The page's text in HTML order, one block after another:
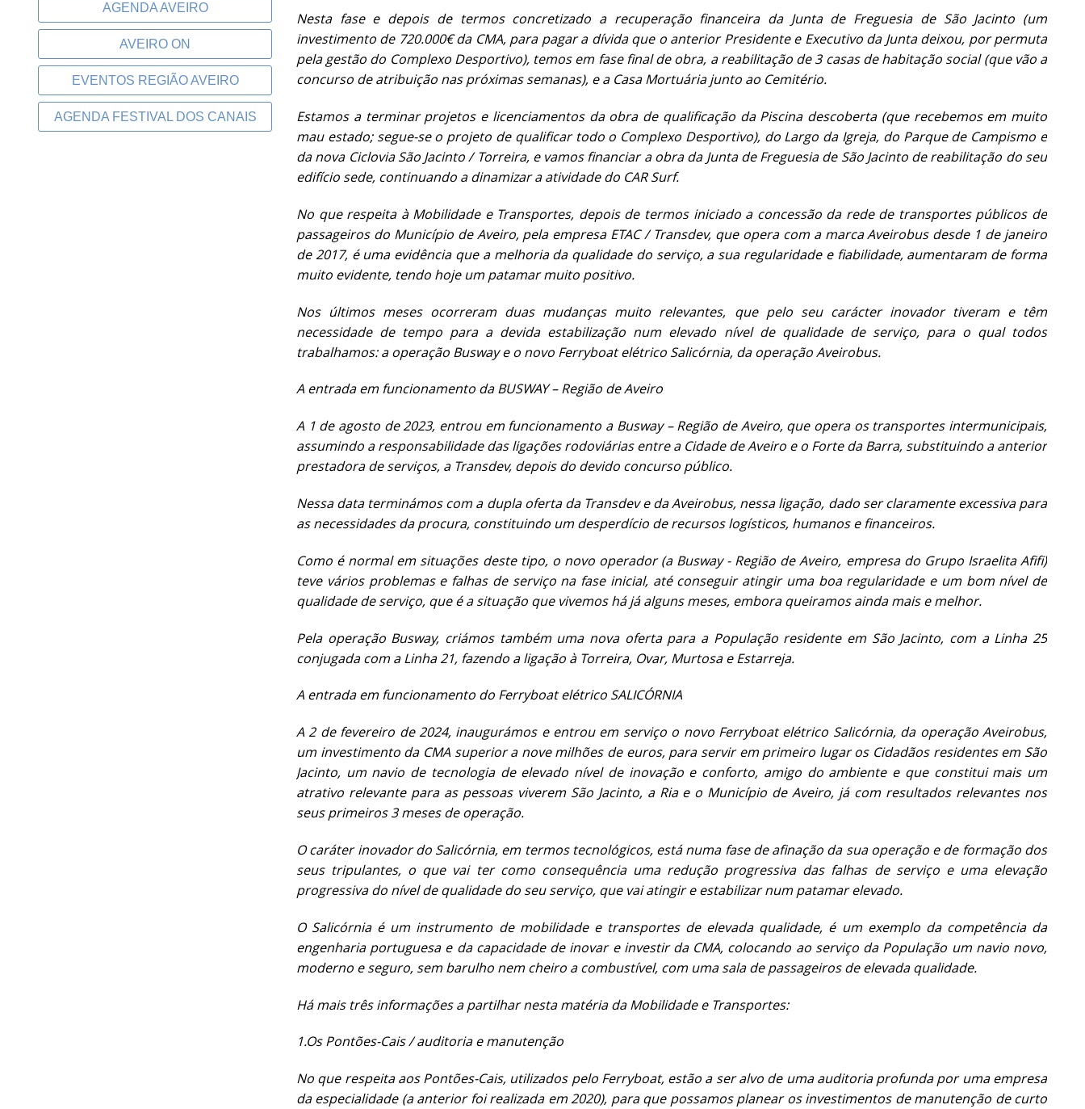
AGENDA AVEIRO
AVEIRO ON
EVENTOS REGIÃO AVEIRO
AGENDA FESTIVAL DOS CANAIS
Nesta fase e depois de termos concretizado a recuperação financeira da Junta de Freguesia de São Jacinto (um
investimento de 720.000€ da CMA, para pagar a dívida que o anterior Presidente e Executivo da Junta deixou, por permuta
pela gestão do Complexo Desportivo), temos em fase final de obra, a reabilitação de 3 casas de habitação social (que vão a
concurso de atribuição nas próximas semanas), e a Casa Mortuária junto ao Cemitério.
Estamos a terminar projetos e licenciamentos da obra de qualificação da Piscina descoberta (que recebemos em muito
mau estado; segue-se o projeto de qualificar todo o Complexo Desportivo), do Largo da Igreja, do Parque de Campismo e
da nova Ciclovia São Jacinto / Torreira, e vamos financiar a obra da Junta de Freguesia de São Jacinto de reabilitação do seu
edifício sede, continuando a dinamizar a atividade do CAR Surf.
No que respeita à Mobilidade e Transportes, depois de termos iniciado a concessão da rede de transportes públicos de
passageiros do Município de Aveiro, pela empresa ETAC / Transdev, que opera com a marca Aveirobus desde 1 de janeiro
de 2017, é uma evidência que a melhoria da qualidade do serviço, a sua regularidade e fiabilidade, aumentaram de forma
muito evidente, tendo hoje um patamar muito positivo.
Nos últimos meses ocorreram duas mudanças muito relevantes, que pelo seu carácter inovador tiveram e têm
necessidade de tempo para a devida estabilização num elevado nível de qualidade de serviço, para o qual todos
trabalhamos: a operação Busway e o novo Ferryboat elétrico Salicórnia, da operação Aveirobus.
A entrada em funcionamento da BUSWAY – Região de Aveiro
A 1 de agosto de 2023, entrou em funcionamento a Busway – Região de Aveiro, que opera os transportes intermunicipais,
assumindo a responsabilidade das ligações rodoviárias entre a Cidade de Aveiro e o Forte da Barra, substituindo a anterior
prestadora de serviços, a Transdev, depois do devido concurso público.
Nessa data terminámos com a dupla oferta da Transdev e da Aveirobus, nessa ligação, dado ser claramente excessiva para
as necessidades da procura, constituindo um desperdício de recursos logísticos, humanos e financeiros.
Como é normal em situações deste tipo, o novo operador (a Busway - Região de Aveiro, empresa do Grupo Israelita Afifi)
teve vários problemas e falhas de serviço na fase inicial, até conseguir atingir uma boa regularidade e um bom nível de
qualidade de serviço, que é a situação que vivemos há já alguns meses, embora queiramos ainda mais e melhor.
Pela operação Busway, criámos também uma nova oferta para a População residente em São Jacinto, com a Linha 25
conjugada com a Linha 21, fazendo a ligação à Torreira, Ovar, Murtosa e Estarreja.
A entrada em funcionamento do Ferryboat elétrico SALICÓRNIA
A 2 de fevereiro de 2024, inaugurámos e entrou em serviço o novo Ferryboat elétrico Salicórnia, da operação Aveirobus,
um investimento da CMA superior a nove milhões de euros, para servir em primeiro lugar os Cidadãos residentes em São
Jacinto, um navio de tecnologia de elevado nível de inovação e conforto, amigo do ambiente e que constitui mais um
atrativo relevante para as pessoas viverem São Jacinto, a Ria e o Município de Aveiro, já com resultados relevantes nos
seus primeiros 3 meses de operação.
O caráter inovador do Salicórnia, em termos tecnológicos, está numa fase de afinação da sua operação e de formação dos
seus tripulantes, o que vai ter como consequência uma redução progressiva das falhas de serviço e uma elevação
progressiva do nível de qualidade do seu serviço, que vai atingir e estabilizar num patamar elevado.
O Salicórnia é um instrumento de mobilidade e transportes de elevada qualidade, é um exemplo da competência da
engenharia portuguesa e da capacidade de inovar e investir da CMA, colocando ao serviço da População um navio novo,
moderno e seguro, sem barulho nem cheiro a combustível, com uma sala de passageiros de elevada qualidade.
Há mais três informações a partilhar nesta matéria da Mobilidade e Transportes:
1.Os Pontões-Cais / auditoria e manutenção
No que respeita aos Pontões-Cais, utilizados pelo Ferryboat, estão a ser alvo de uma auditoria profunda por uma empresa
da especialidade (a anterior foi realizada em 2020), para que possamos planear os investimentos de manutenção de curto